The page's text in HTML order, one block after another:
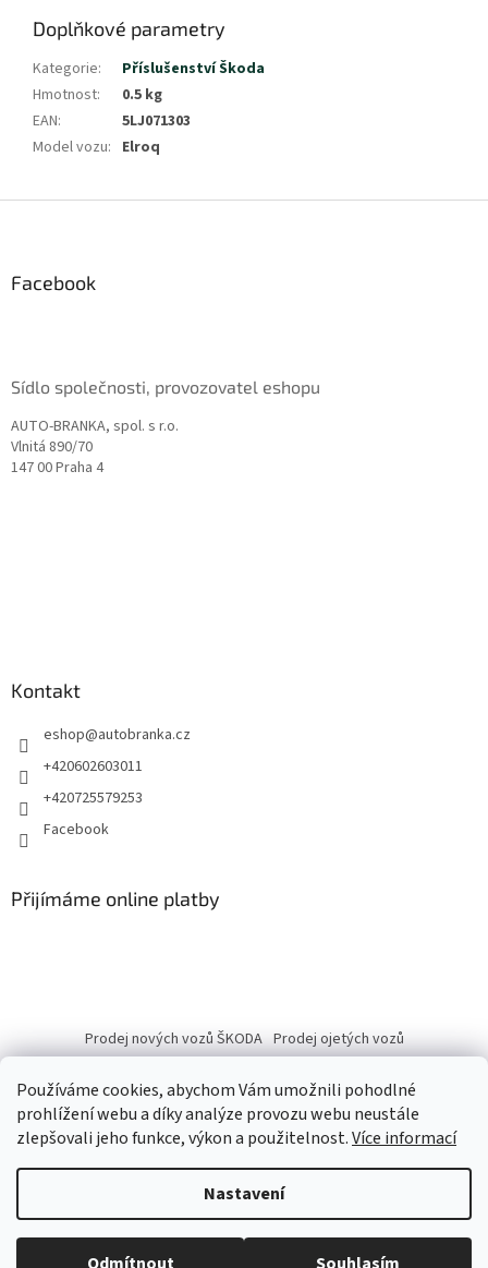
Používáme cookies, abychom Vám umožnili pohodlné
prohlížení webu a díky analýze provozu webu neustále
zlepšovali jeho funkce, výkon a použitelnost.Více informací
Nastavení
Doplňkové parametry
Kategorie:
Příslušenství Škoda
Hmotnost:
0.5 kg
EAN:
5LJ071303
Model vozu: Elroq
Facebook
Sídlo společnosti, provozovatel eshopu
AUTO-BRANKA, spol. s r.o.
Vlnitá 890/70
147 00 Praha 4
Kontakt
eshop@autobranka.cz
+420602603011
+420725579253
Facebook
Přijímáme online platby
Prodej nových vozů ŠKODA Prodej ojetých vozů
Copyright 2026eshop.autobranka.cz. Všechna práva vyhrazena.